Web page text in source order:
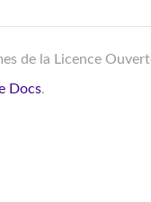
de la Licence
Docs.